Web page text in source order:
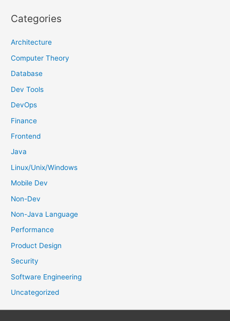
r
h
f
o
Categories
Architecture
Computer Theory
Database
Dev Tools
DevOps
Finance
Frontend
Java
Linux/Unix/Windows
Mobile Dev
Non-Dev
Non-Java Language
Performance
Product Design
Security
Software Engineering
Uncategorized